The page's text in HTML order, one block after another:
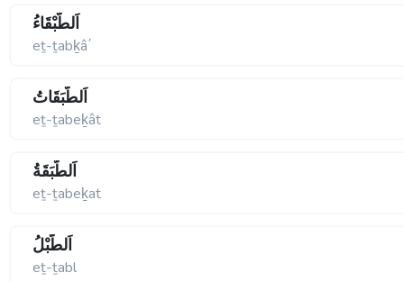
اَلطَّبْقَاءُ
eṯ-ṯabḵâ΄
اَلطَّبَقَاتُ
eṯ-ṯabeḵât
اَلطَّبَقَةُ
eṯ-ṯabeḵat
اَلطَّبْلُ
eṯ-ṯabl